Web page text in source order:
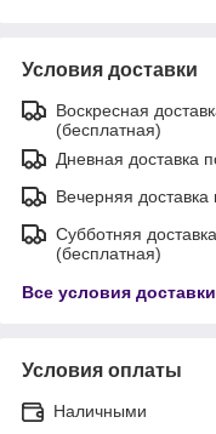
Условия доставки
Воскресная
(бесплатная)
Дневная доставка
Вечерняя
Субботняя
(бесплатная)
Все условия доставки
Условия оплаты
Наличными